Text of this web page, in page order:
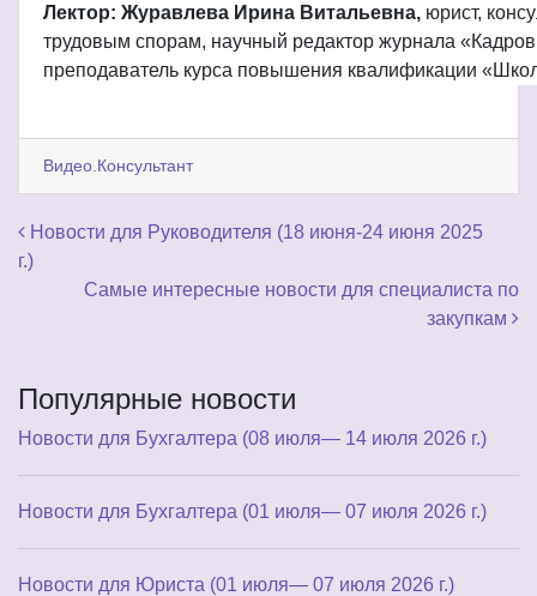
Лектор: Журавлева Ирина Витальевна, юрист,
трудовым спорам, научный редактор журнала
преподаватель курса повышения квалификации
Видео.Консультант
Навигация по записям
Новости для Руководителя (18 июня-24 июня 2025
г.)
Самые интересные новости для специалиста по
закупкам
Популярные новости
Новости для Бухгалтера (08 июля— 14 июля 2026 г.)
Новости для Бухгалтера (01 июля— 07 июля 2026 г.)
Новости для Юриста (01 июля— 07 июля 2026 г.)